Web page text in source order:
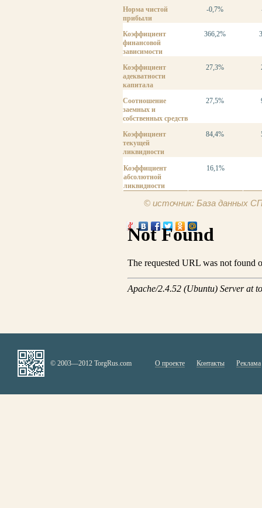
Норма чистой
прибыли
-0,7%
Коэффициент
финансовой
зависимости
366,2%
Коэффициент
адекватности
капитала
27,3%
Соотношение
заемных и
собственных средств
27,5%
Коэффициент
текущей
ликвидности
84,4%
Коэффициент
абсолютной
ликвидности
16,1%
© источник: База данных
© 2003—2012 TorgRus.com О проекте Контакты Реклама